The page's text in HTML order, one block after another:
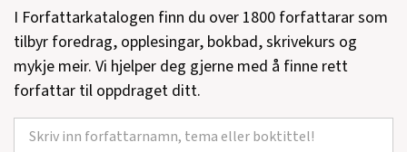
I Forfattarkatalogen finn du over 1800 forfattarar som
tilbyr foredrag, opplesingar, bokbad, skrivekurs og
mykje meir. Vi hjelper deg gjerne med å finne rett
forfattar til oppdraget ditt.